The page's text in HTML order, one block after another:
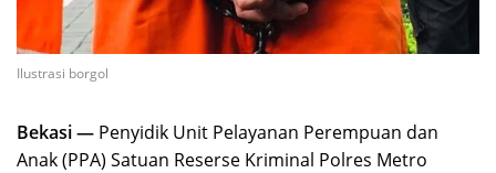
Ilustrasi borgol
Bekasi — Penyidik Unit Pelayanan Perempuan dan
Anak (PPA) Satuan Reserse Kriminal Polres Metro